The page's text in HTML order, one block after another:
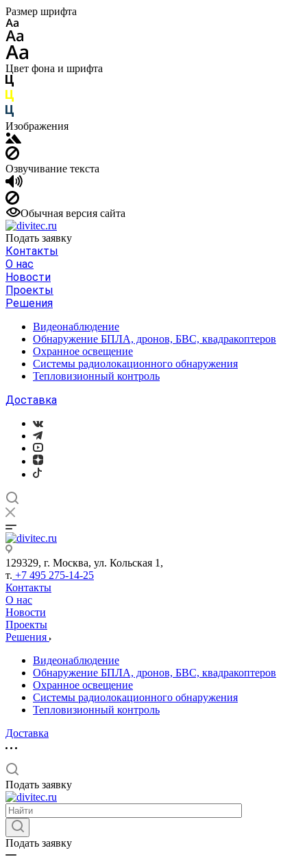
Размер шрифта
Цвет фона и шрифта
Изображения
Озвучивание текста
Обычная версия сайта
Подать заявку
Контакты
О нас
Новости
Проекты
Решения
Видеонаблюдение
Обнаружение БПЛА, дронов, БВС, квадракоптеров
Охранное освещение
Системы радиолокационного обнаружения
Тепловизионный контроль
Доставка
129329, г. Москва, ул. Кольская 1,
т. +7 495 275-14-25
Контакты
О нас
Новости
Проекты
Решения
Видеонаблюдение
Обнаружение БПЛА, дронов, БВС, квадракоптеров
Охранное освещение
Системы радиолокационного обнаружения
Тепловизионный контроль
Доставка
Подать заявку
Подать заявку